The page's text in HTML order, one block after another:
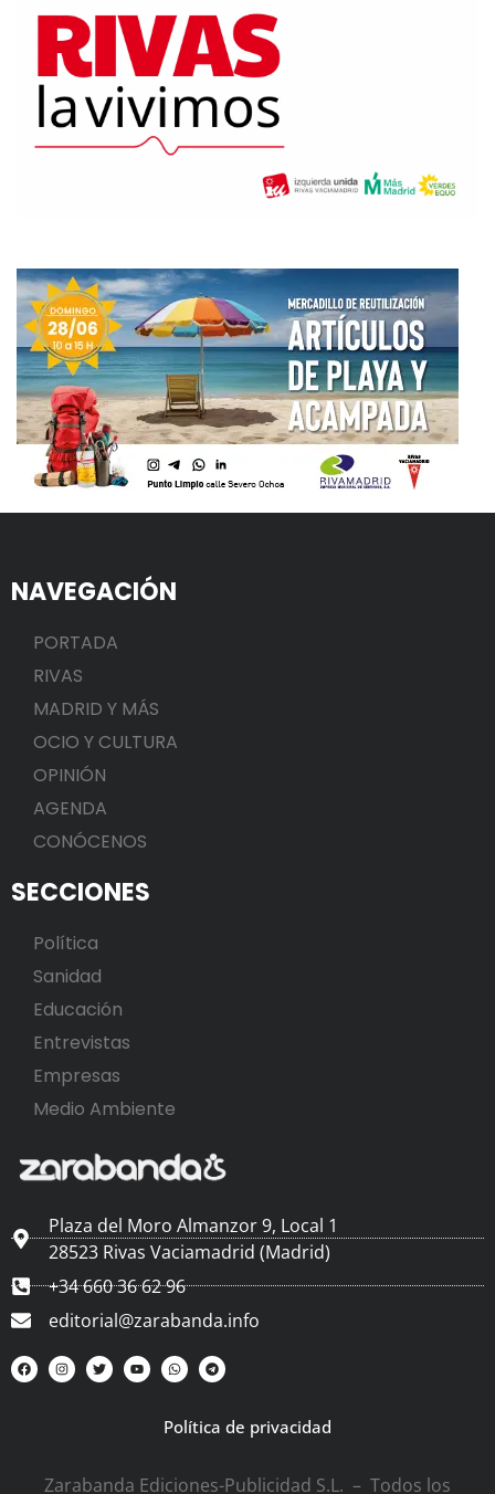
NAVEGACIÓN
PORTADA
RIVAS
MADRID Y MÁS
OCIO Y CULTURA
OPINIÓN
AGENDA
CONÓCENOS
SECCIONES
Política
Sanidad
Educación
Entrevistas
Empresas
Medio Ambiente
Plaza del Moro Almanzor 9, Local 1
28523 Rivas Vaciamadrid (Madrid)
+34 660 36 62 96
editorial@zarabanda.info
Política de privacidad
Zarabanda Ediciones-Publicidad S.L. – Todos los